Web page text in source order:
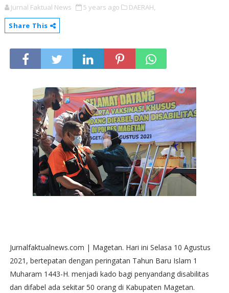
Jurnal Faktual News 5 years ago
DAERAH,
Share This
Jurnalfaktualnews.com | Magetan. Hari ini Selasa 10 Agustus
2021, bertepatan dengan peringatan Tahun Baru Islam 1
Muharam 1443-H. menjadi kado bagi penyandang disabilitas
dan difabel ada sekitar 50 orang di Kabupaten Magetan.